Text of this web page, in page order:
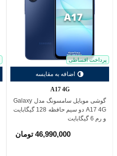
پرداخت اقساطی
اضافه به مقایسه
A17 4G
گوشی موبایل سامسونگ مدل Galaxy
A17 4G دو سیم حافظه 128 گیگابایت
و رم 6 گیگابایت
46,990,000 تومان